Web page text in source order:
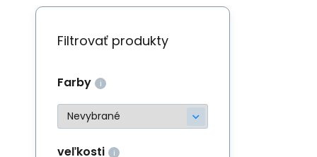
Filtrovať produkty
Farby
veľkosti